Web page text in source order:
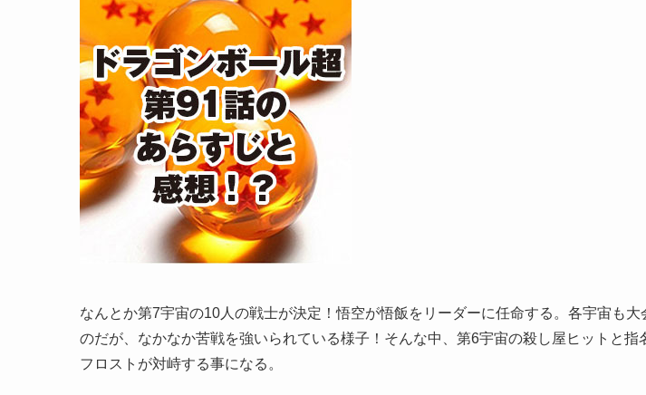
なんとか第7宇宙の10人の戦士が決定！悟空が悟飯をリーダーに任命する。各宇宙も大
のだが、なかなか苦戦を強いられている様子！そんな中、第6宇宙の殺し屋ヒットと指
フロストが対峙する事になる。